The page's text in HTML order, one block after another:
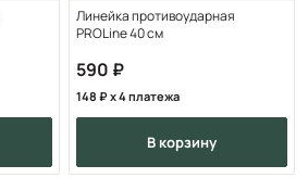
Линейка противоударная
PROLine 40 см
590
148 x 4 платежа
в корзину